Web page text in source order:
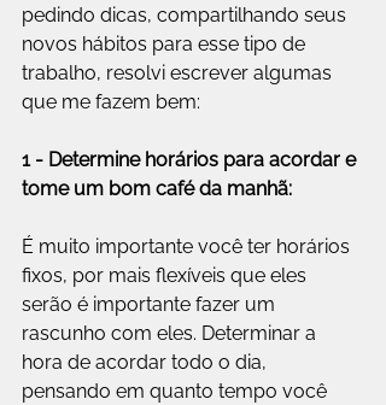
pedindo dicas, compartilhando seus
novos hábitos para esse tipo de
trabalho, resolvi escrever algumas
que me fazem bem:
1 - Determine horários para acordar e
tome um bom café da manhã:
É muito importante você ter horários
fixos, por mais flexíveis que eles
serão é importante fazer um
rascunho com eles. Determinar a
hora de acordar todo o dia,
pensando em quanto tempo você